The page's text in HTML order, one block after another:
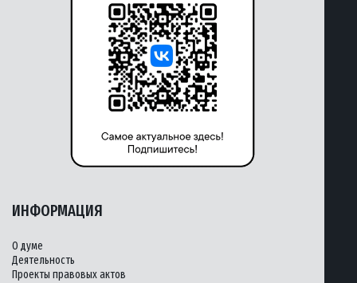
ИНФОРМАЦИЯ
О думе
Деятельность
Проекты правовых актов